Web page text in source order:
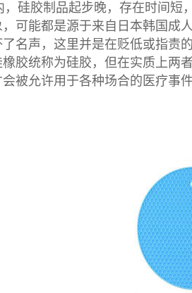
硅胶制品起步晚，存在时间短
可能都是源于来自日本韩国成
名声，这里并是在贬低或指责
胶统称为硅胶，但在实质上两
被允许用于各种场合的医疗事件